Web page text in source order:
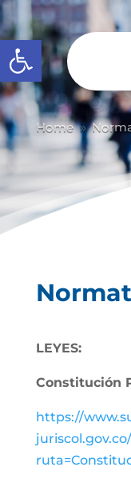
Abrir barra de
Home 9
LEYES:
Constitución
https://